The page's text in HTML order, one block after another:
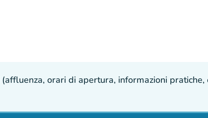
orari di apertura, informazioni pratiche,